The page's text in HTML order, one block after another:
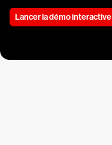
Lancer la démo interactive